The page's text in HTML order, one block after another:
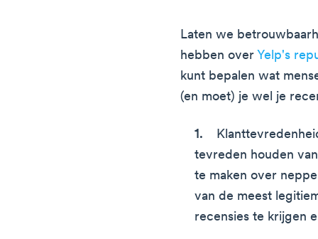
Laten we
hebben over Yelp's
kunt bepalen wat
(en moet) je wel je
tevreden houden
te maken over
van de meest
recensies te krijgen